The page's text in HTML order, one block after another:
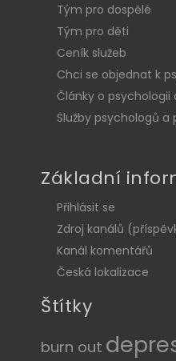
Tým pro dospělé
Tým pro děti
Ceník služeb
Chci se objednat k
Články o psychologii
Služby psychologů
Základní
Přihlásit se
Zdroj kanálů
Kanál komentářů
Česká lokalizace
Štítky
burn out